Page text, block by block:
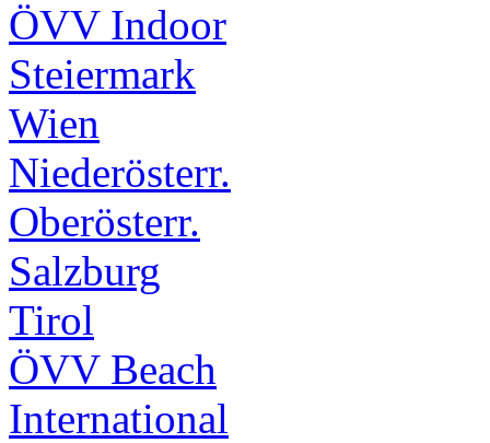
ÖVV Indoor
Steiermark
Wien
Niederösterr.
Oberösterr.
Salzburg
Tirol
ÖVV Beach
International